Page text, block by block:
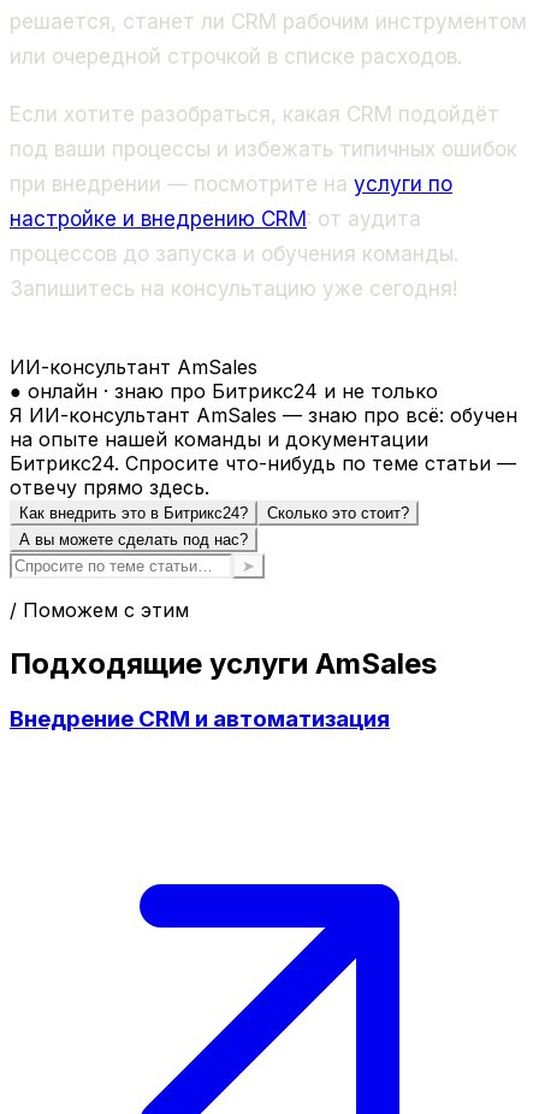
решается, станет ли CRM рабочим инструментом
или очередной строчкой в списке расходов.
Если хотите разобраться, какая CRM подойдёт
под ваши процессы и избежать типичных ошибок
при внедрении — посмотрите на услуги по
настройке и внедрению CRM : от аудита
процессов до запуска и обучения команды.
Запишитесь на консультацию уже сегодня!
ИИ-консультант AmSales
● онлайн · знаю про Битрикс24 и не только
Я ИИ-консультант AmSales — знаю про всё: обучен
на опыте нашей команды и документации
Битрикс24. Спросите что-нибудь по теме статьи —
отвечу прямо здесь.
Как внедрить это в Битрикс24?
Сколько это стоит?
А вы можете сделать под нас?
➤
/ Поможем с этим
Подходящие услуги AmSales
Внедрение CRM и автоматизация